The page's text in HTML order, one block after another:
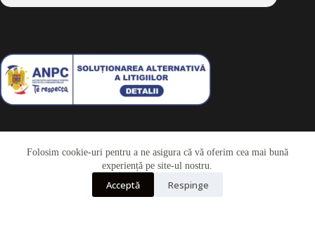
Folosim cookie-uri pentru a ne asigura că vă oferim cea mai bună
experiență pe site-ul nostru.
Acceptă Respinge
Drepturi de autor © 2026 - Dkbike.ropowered by